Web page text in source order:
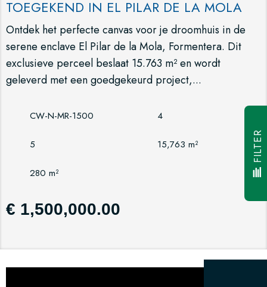
TOEGEKEND IN EL PILAR DE LA MOLA
Ontdek het perfecte canvas voor je droomhuis in de
serene enclave El Pilar de la Mola, Formentera. Dit
exclusieve perceel beslaat 15.763 m² en wordt
geleverd met een goedgekeurd project,...
CW-N-MR-1500 4
5 15,763 m²
280 m²
€ 1,500,000.00
FILTER